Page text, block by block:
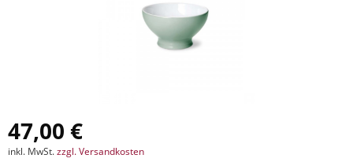
47,00 €
inkl. MwSt.zzgl. Versandkosten